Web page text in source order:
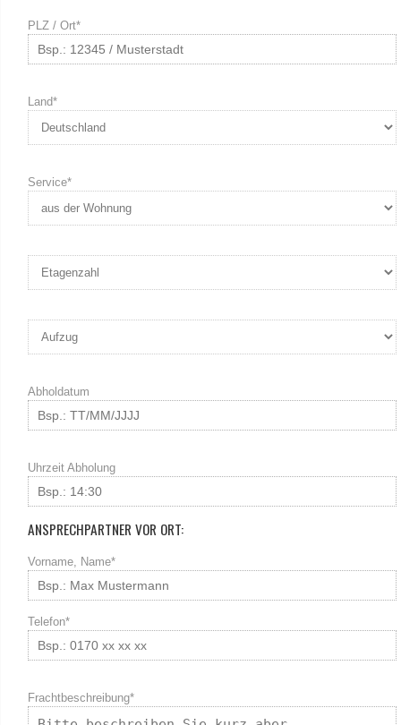
PLZ / Ort*
Land*
Service*
Abholdatum
Uhrzeit Abholung
ANSPRECHPARTNER VOR ORT:
Vorname, Name*
Telefon*
Frachtbeschreibung*